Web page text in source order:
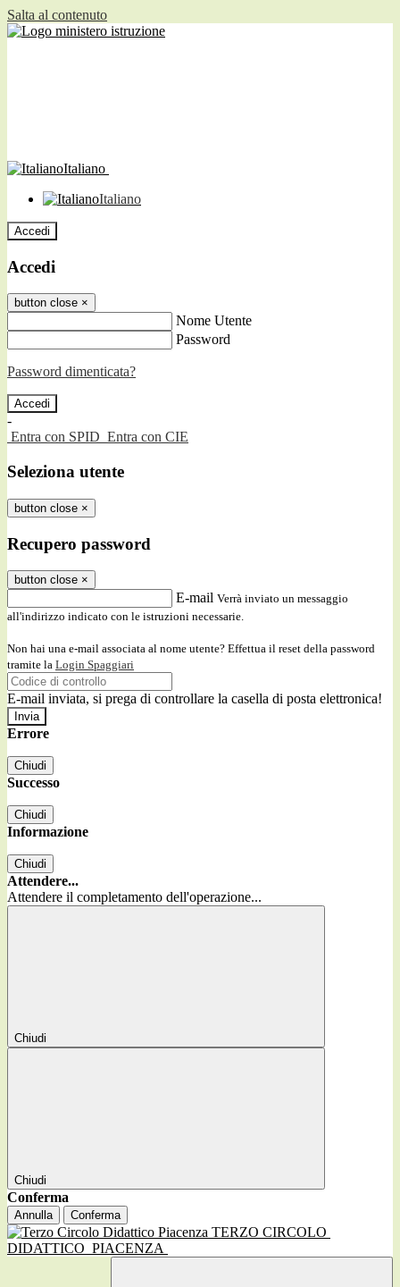
Salta al contenuto
Italiano
Italiano
Accedi
Accedi
button close ×
Nome Utente
Password
Password dimenticata?
-
Entra con SPID Entra con CIE
Seleziona utente
button close ×
Recupero password
button close ×
E-mail Verrà inviato un messaggio
all'indirizzo indicato con le istruzioni necessarie.
Non hai una e-mail associata al nome utente? Effettua il reset della password
tramite la Login Spaggiari
E-mail inviata, si prega di controllare la casella di posta elettronica!
Errore
Chiudi
Successo
Chiudi
Informazione
Chiudi
Attendere...
Attendere il completamento dell'operazione...
Chiudi
Chiudi
Conferma
Annulla Conferma
TERZO CIRCOLO
DIDATTICO PIACENZA